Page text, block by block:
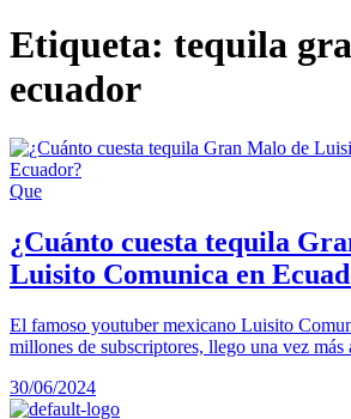
Etiqueta: tequila
ecuador
Que
¿Cuánto cuesta tequila
Luisito Comunica en
El famoso youtuber mexicano Luisito
millones de subscriptores, llego una vez
30/06/2024